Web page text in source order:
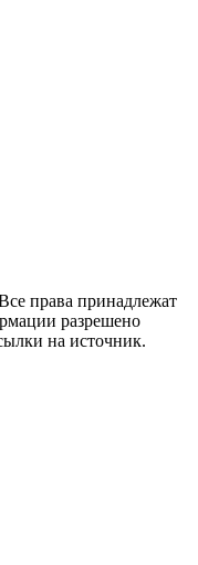
права принадлежат
разрешено
на источник.